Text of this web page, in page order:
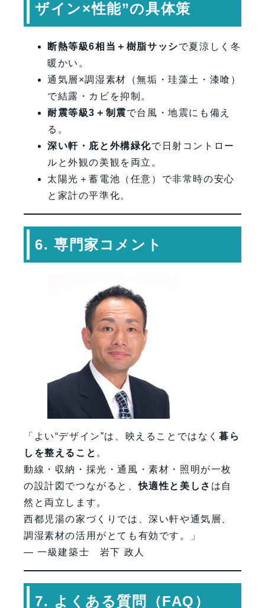
ザイン×性能”の具体策
断熱等級6相当＋樹脂サッシで夏涼しく冬
暖かい。
通気層×調湿素材（無垢・珪藻土・漆喰）
で結露・カビを抑制。
耐震等級3＋制震で台風・地震にも備え
る。
深い軒・庇と外構緑化で日射コントロー
ルと外観の美観を両立。
太陽光＋蓄電池（任意）で非常時の安心
と家計の平準化。
6. 専門家コメント
「よい“デザイン”は、映えることではなく 暮ら
しを整えること 。
動線・収納・採光・通風・素材・照明が一枚
の設計図でつながると、快適性と美しさ は自
然と両立します。
西都児湯の家づくりでは、深い軒や通気層、
調湿素材の活用がとても有効です。」
— 一級建築士 岩下 政人
7. よくある質問（FAQ）